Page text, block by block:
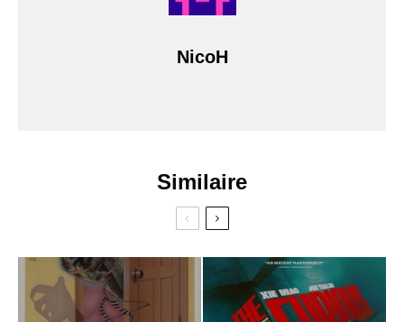
NicoH
Similaire